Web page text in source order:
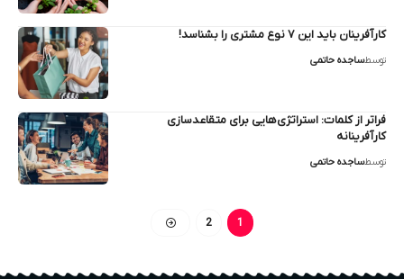
کارآفرینان باید این ۷ نوع مشتری را بشناسد!
توسطساجده حاتمی
فراتر از کلمات: استراتژی‌هایی برای متقاعدسازی
کارآفرینانه
توسطساجده حاتمی